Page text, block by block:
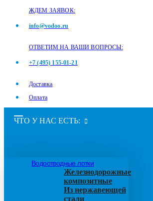
ЖДЕМ ЗАЯВОК:
info@vodoo.ru
ОТВЕТИМ НА ВАШИ ВОПРОСЫ:
+7 (495) 155-01-21
Доставка
Оплата
ЧТО У НАС ЕСТЬ:
Водоотводные лотки
Железнодорожные
композитные
Из нержавеющей
стали